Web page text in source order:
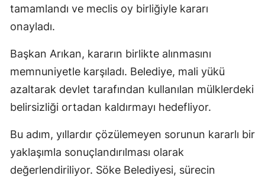
tamamlandı ve meclis oy birliğiyle kararı
onayladı.
Başkan Arıkan, kararın birlikte alınmasını
memnuniyetle karşıladı. Belediye, mali yükü
azaltarak devlet tarafından kullanılan mülklerdeki
belirsizliği ortadan kaldırmayı hedefliyor.
Bu adım, yıllardır çözülemeyen sorunun kararlı bir
yaklaşımla sonuçlandırılması olarak
değerlendiriliyor. Söke Belediyesi, sürecin